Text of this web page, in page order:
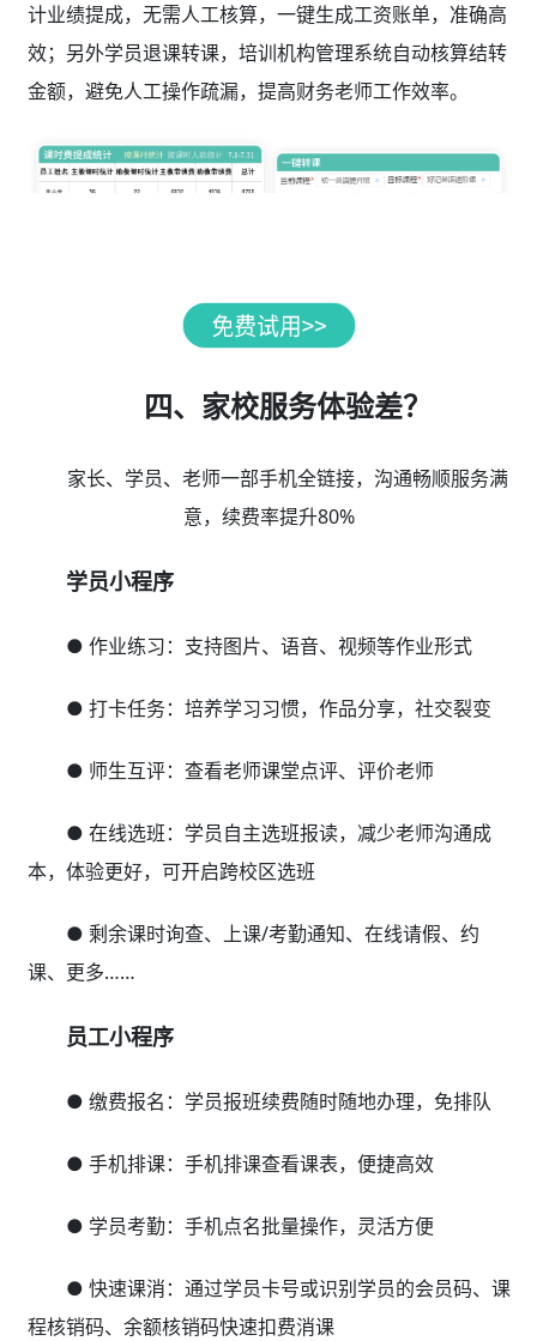
计业绩提成，无需人工核算，一键生成工资账单，准确高
效；另外学员退课转课，培训机构管理系统自动核算结转
金额，避免人工操作疏漏，提高财务老师工作效率。
四、家校服务体验差？
家长、学员、老师一部手机全链接，沟通畅顺服务满
意，续费率提升80%
学员小程序
● 作业练习：支持图片、语音、视频等作业形式
● 打卡任务：培养学习习惯，作品分享，社交裂变
● 师生互评：查看老师课堂点评、评价老师
● 在线选班：学员自主选班报读，减少老师沟通成
本，体验更好，可开启跨校区选班
● 剩余课时询查、上课/考勤通知、在线请假、约
课、更多……
员工小程序
● 缴费报名：学员报班续费随时随地办理，免排队
● 手机排课：手机排课查看课表，便捷高效
● 学员考勤：手机点名批量操作，灵活方便
● 快速课消：通过学员卡号或识别学员的会员码、课
程核销码、余额核销码快速扣费消课